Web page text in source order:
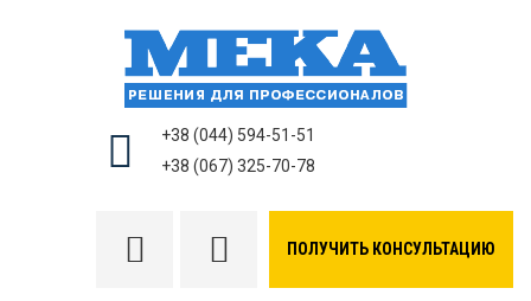
+38 (044) 594-51-51
+38 (067) 325-70-78
ПОЛУЧИТЬ КОНСУЛЬТАЦИЮ